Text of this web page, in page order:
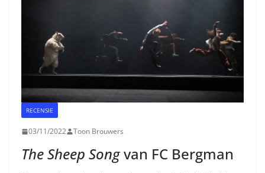
RECENSIE
03/11/2022 Toon Brouwers
The Sheep Songvan FC Bergman